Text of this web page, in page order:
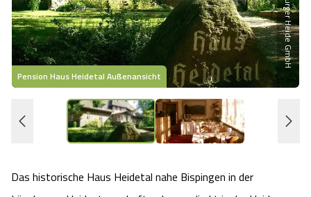
Heideflächen
Freizeitparks
Vital Urlaub
Städte
Naturpark Südheide
Naturerlebnis im Frühling
Naturerlebnis im Sommer
Naturerlebnis im Herbst
Naturerlebnis im Winter
Quad Bahn Bispingen
Kletterparks
Designer Outlet Soltau
Abenteuerlabyrinth
Heide Himmel Baumwipfelpfad
Thermen
Vegan, Fasten & Co.
Gesund & Fit
Balance
Wellness-Kurzurlaub
Die Hansestadt Lüneburg
Sehenswürdigkeiten Lüneburg
Shopping Lüneburg
Kulinarisches Lüneburg
Unterkünfte Lüneburg
Hoher Kontrast Modus:
Schriftgröße: A A A
Pension Haus Heidetal Außenansicht
Das historische Haus Heidetal nahe Bispingen in der